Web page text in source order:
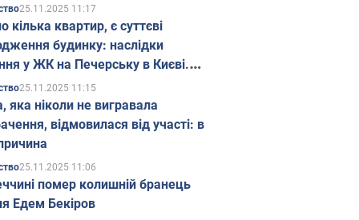
25.11.2025 11:17
кілька квартир, є суттєві
будинку: наслідки
у ЖК на Печерську в Києві.
25.11.2025 11:15
яка ніколи не вигравала
відмовилася від участі: в
25.11.2025 11:06
помер колишній бранець
Едем Бекіров